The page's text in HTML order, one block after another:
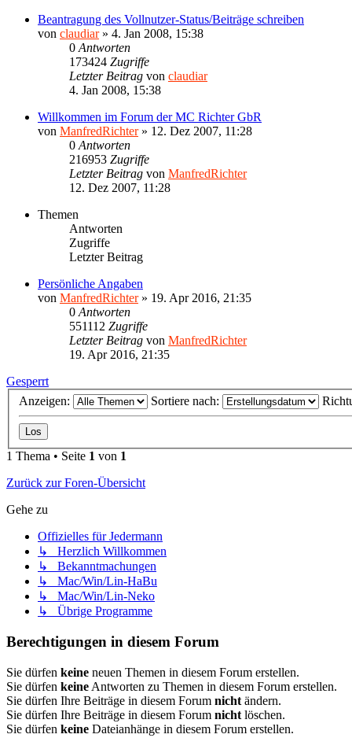
Beantragung des Vollnutzer-Status/Beiträge schreiben
von claudiar» 4. Jan 2008, 15:38
0 Antworten
173424 Zugriffe
Letzter Beitrag von claudiar
4. Jan 2008, 15:38
Willkommen im Forum der MC Richter GbR
von ManfredRichter» 12. Dez 2007, 11:28
0 Antworten
216953 Zugriffe
Letzter Beitrag von ManfredRichter
12. Dez 2007, 11:28
Themen
Antworten
Zugriffe
Letzter Beitrag
Persönliche Angaben
von ManfredRichter» 19. Apr 2016, 21:35
0 Antworten
551112 Zugriffe
Letzter Beitrag von ManfredRichter
19. Apr 2016, 21:35
Gesperrt
Anzeigen:
Sortiere nach:
1 Thema • Seite 1 von 1
Zurück zur Foren-Übersicht
Gehe zu
Offizielles für Jedermann
↳ Herzlich Willkommen
↳ Bekanntmachungen
↳ Mac/Win/Lin-HaBu
↳ Mac/Win/Lin-Neko
↳ Übrige Programme
Berechtigungen in diesem Forum
Sie dürfen keine neuen Themen in diesem Forum erstellen.
Sie dürfen keine Antworten zu Themen in diesem Forum erstellen.
Sie dürfen Ihre Beiträge in diesem Forum nicht ändern.
Sie dürfen Ihre Beiträge in diesem Forum nicht löschen.
Sie dürfen keine Dateianhänge in diesem Forum erstellen.